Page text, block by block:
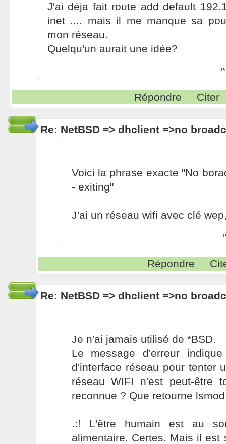
J'ai déja fait route add default
inet .... mais il me manque sa
mon réseau.
Quelqu'un aurait une idée?
Répondre Citer
Re: NetBSD => dhclient =>no
Voici la phrase exacte "No
- exiting"
J'ai un réseau wifi avec clé
Répondre
Re: NetBSD => dhclient =>no
Je n'ai jamais utilisé de *BSD.
Le message d'erreur
d'interface réseau pour tenter
réseau WIFI n'est peut-être
reconnue ? Que retourne
.:! L'être humain est au
alimentaire. Certes. Mais il est